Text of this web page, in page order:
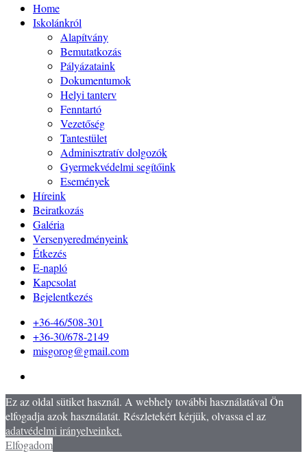
Home
Iskolánkról
Alapítvány
Bemutatkozás
Pályázataink
Dokumentumok
Helyi tanterv
Fenntartó
Vezetőség
Tantestület
Adminisztratív dolgozók
Gyermekvédelmi segítőink
Események
Híreink
Beiratkozás
Galéria
Versenyeredményeink
Étkezés
E-napló
Kapcsolat
Bejelentkezés
+36-46/508-301
+36-30/678-2149
misgorog@gmail.com
Ez az oldal sütiket használ. A webhely további használatával Ön
elfogadja azok használatát. Részletekért kérjük, olvassa el az
adatvédelmi irányelveinket.
Elfogadom